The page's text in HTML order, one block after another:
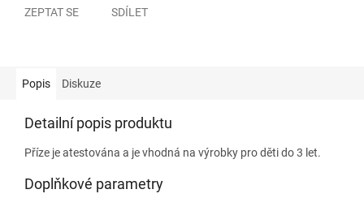
ZEPTAT SE SDÍLET
Popis Diskuze
Detailní popis produktu
Příze je atestována a je vhodná na výrobky pro děti do 3 let.
Doplňkové parametry